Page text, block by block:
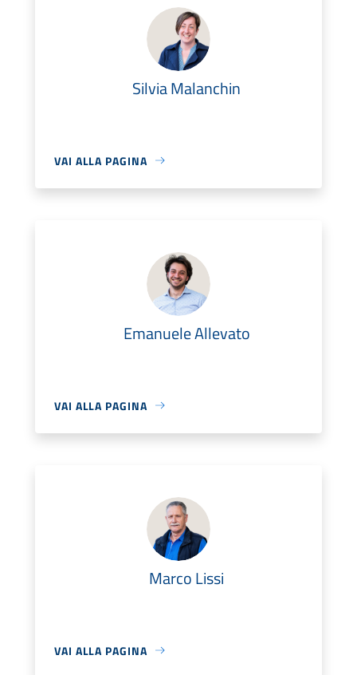
Silvia Malanchin
VAI ALLA PAGINA
Emanuele Allevato
VAI ALLA PAGINA
Marco Lissi
VAI ALLA PAGINA